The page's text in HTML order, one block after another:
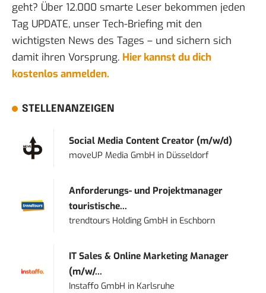
geht? Über 12.000 smarte Leser bekommen jeden
Tag UPDATE, unser Tech-Briefing mit den
wichtigsten News des Tages – und sichern sich
damit ihren Vorsprung. Hier kannst du dich
kostenlos anmelden.
STELLENANZEIGEN
Social Media Content Creator (m/w/d)
moveUP Media GmbH in Düsseldorf
Anforderungs- und Projektmanager
touristische...
trendtours Holding GmbH in Eschborn
IT Sales & Online Marketing Manager
(m/w/...
Instaffo GmbH in Karlsruhe